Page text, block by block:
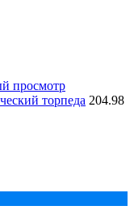
просмотр
торпеда 204.98